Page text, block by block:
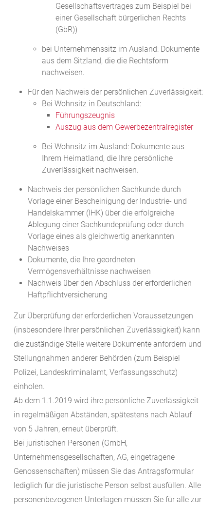
Gesellschaftsvertrages zum Beispiel bei
einer Gesellschaft bürgerlichen Rechts
(GbR))
bei Unternehmenssitz im Ausland: Dokumente
aus dem Sitzland, die die Rechtsform
nachweisen.
Für den Nachweis der persönlichen Zuverlässigkeit:
Bei Wohnsitz in Deutschland:
Führungszeugnis
Auszug aus dem Gewerbezentralregister
Bei Wohnsitz im Ausland: Dokumente aus
Ihrem Heimatland, die Ihre persönliche
Zuverlässigkeit nachweisen.
Nachweis der persönlichen Sachkunde durch
Vorlage einer Bescheinigung der Industrie- und
Handelskammer (IHK) über die erfolgreiche
Ablegung einer Sachkundeprüfung oder durch
Vorlage eines als gleichwertig anerkannten
Nachweises
Dokumente, die Ihre geordneten
Vermögensverhältnisse nachweisen
Nachweis über den Abschluss der erforderlichen
Haftpflichtversicherung
Zur Überprüfung der erforderlichen Voraussetzungen
(insbesondere Ihrer persönlichen Zuverlässigkeit) kann
die zuständige Stelle weitere Dokumente anfordern und
Stellungnahmen anderer Behörden (zum Beispiel
Polizei, Landeskriminalamt, Verfassungsschutz)
einholen.
Ab dem 1.1.2019 wird ihre persönliche Zuverlässigkeit
in regelmäßigen Abständen, spätestens nach Ablauf
von 5 Jahren, erneut überprüft.
Bei juristischen Personen (GmbH,
Unternehmensgesellschaften, AG, eingetragene
Genossenschaften) müssen Sie das Antragsformular
lediglich für die juristische Person selbst ausfüllen. Alle
personenbezogenen Unterlagen müssen Sie für alle zur